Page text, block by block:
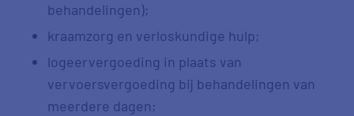
behandelingen);
kraamzorg en verloskundige hulp;
logeervergoeding in plaats van
vervoersvergoeding bij behandelingen van
meerdere dagen;